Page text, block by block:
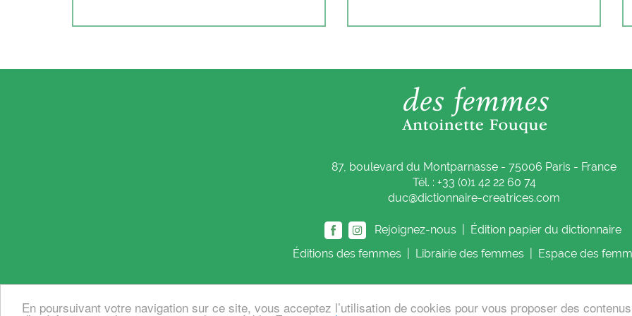
En poursuivant votre navigation sur ce site, vous acceptez l’utilisation de cookies pour vous proposer des
87, boulevard du Montparnasse - 75006 Paris - France
Tél. : +33 (0)1 42 22 60 74
duc@dictionnaire-creatrices.com
Rejoignez-nous |
Édition papier du dictionnaire
Éditions des femmes Librairie des femmes Espace des
© 2026, éditionsdes femmes- Antoinette Fouque